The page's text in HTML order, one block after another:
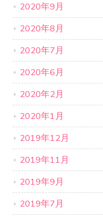
2020年9月
2020年8月
2020年7月
2020年6月
2020年2月
2020年1月
2019年12月
2019年11月
2019年9月
2019年7月